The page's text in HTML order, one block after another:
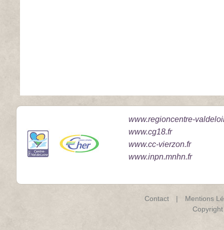
www.regioncentre-
www.cg18.fr
www.cc-vierzon.fr
www.inpn.mnhn.fr
Contact |
Mentions